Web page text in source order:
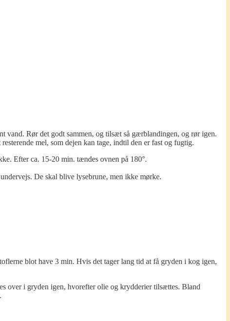
Rør det godt sammen, og tilsæt så gærblandingen, og rør igen.
mel, som dejen kan tage, indtil den er fast og fugtig.
Efter ca. 15-20 min. tændes ovnen på 180°.
De skal blive lysebrune, men ikke mørke.
blot have 3 min. Hvis det tager lang tid at få gryden i kog igen,
over i gryden igen, hvorefter olie og krydderier tilsættes. Bland